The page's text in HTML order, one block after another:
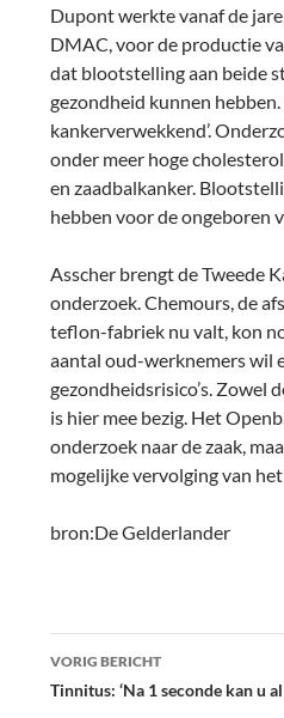
Dupont werkte vanaf de
DMAC, voor de productie
dat blootstelling aan beide
gezondheid kunnen
kankerverwekkend’.
onder meer hoge
en zaadbalkanker.
hebben voor de ongeboren
Asscher brengt de Tweede
onderzoek. Chemours, de
teflon-fabriek nu valt, kon
aantal oud-werknemers wil
gezondheidsrisico’s. Zowel
is hier mee bezig. Het
onderzoek naar de zaak,
mogelijke vervolging van
bron:De Gelderlander
Bericht
navigatie
VORIG BERICHT
Tinnitus: ‘Na 1 seconde kan u